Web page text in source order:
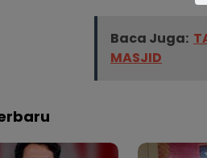
Baca Juga:
MASJID